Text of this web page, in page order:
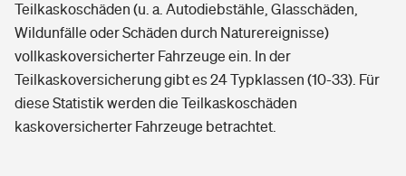
Teilkaskoschäden (u. a. Autodiebstähle, Glasschäden,
Wildunfälle oder Schäden durch Naturereignisse)
vollkaskoversicherter Fahrzeuge ein. In der
Teilkaskoversicherung gibt es 24 Typklassen (10-33). Für
diese Statistik werden die Teilkaskoschäden
kaskoversicherter Fahrzeuge betrachtet.